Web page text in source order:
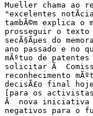
Mueller chama ao
"excelentes
tambÃ©m explica o
prosseguir o texto
secÃ§Ãµes do
ano passado e no
mÃºtuo de
solicitar Ã
reconhecimento
decisÃ£o final
[para os
Ã  nova iniciativa
negativos para o